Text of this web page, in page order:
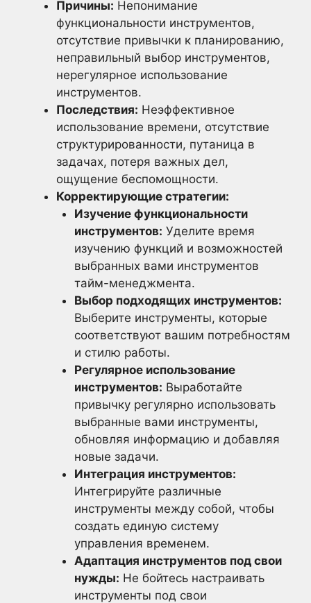
Причины: Непонимание
функциональности инструментов,
отсутствие привычки к планированию,
неправильный выбор инструментов,
нерегулярное использование
инструментов.
Последствия: Неэффективное
использование времени, отсутствие
структурированности, путаница в
задачах, потеря важных дел,
ощущение беспомощности.
Корректирующие стратегии:
Изучение функциональности
инструментов: Уделите время
изучению функций и возможностей
выбранных вами инструментов
тайм-менеджмента.
Выбор подходящих инструментов:
Выберите инструменты, которые
соответствуют вашим потребностям
и стилю работы.
Регулярное использование
инструментов: Выработайте
привычку регулярно использовать
выбранные вами инструменты,
обновляя информацию и добавляя
новые задачи.
Интеграция инструментов:
Интегрируйте различные
инструменты между собой, чтобы
создать единую систему
управления временем.
Адаптация инструментов под свои
нужды: Не бойтесь настраивать
инструменты под свои